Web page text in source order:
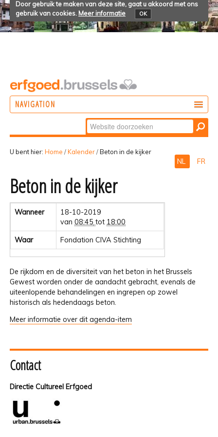
Door gebruik te maken van deze site, gaat u akkoord met ons
gebruik van cookies. Meer informatie OK
NAVIGATION
Zoek
Geavanceerd
zoeken...
U bent hier: Home /Kalender/Beton in de kijker
NL FR
Beton in de kijker
Wanneer
18-10-2019
van08:45 tot 18:00
Waar Fondation CIVA Stichting
De rijkdom en de diversiteit van het beton in het Brussels
Gewest worden onder de aandacht gebracht, evenals de
uiteenlopende behandelingen en ingrepen op zowel
historisch als hedendaags beton.
Meer informatie over dit agenda-item
Contact
Directie Cultureel Erfgoed